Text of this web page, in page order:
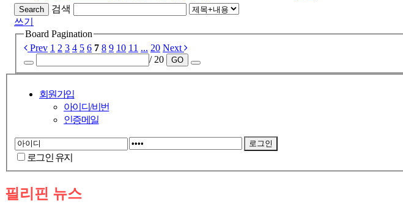
Search
검색
쓰기
Board Pagination
Prev 1 2 3 4 5 6 7 8 9 10 11 ... 20 Next
/ 20
GO
회원가입
아이디/비번
인증메일
로그인 유지
필리핀 뉴스